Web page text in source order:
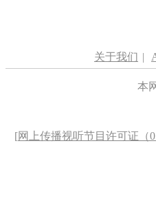
关于我们 |
本
[网上传播视听节目许可证（